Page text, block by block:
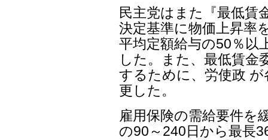
民主党はまた『最低賃
決定基準に物価上昇率
平均定額給与の50％以
した。また、最低賃金
するために、労使政
更した。
雇用保険の需給要件を
の90～240日から最長